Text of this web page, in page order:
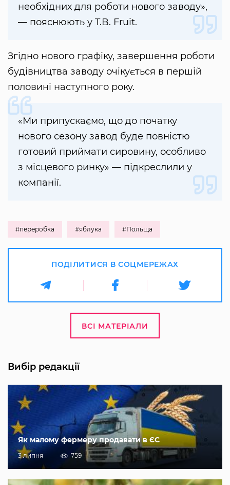
необхідних для роботи нового заводу»,
— пояснюють у T.B. Fruit.
Згідно нового графіку, завершення роботи
будівництва заводу очікується в першій
половині наступного року.
«Ми припускаємо, що до початку
нового сезону завод буде повністю
готовий приймати сировину, особливо
з місцевого ринку» — підкреслили у
компанії.
#переробка #яблука #Польща
ПОДІЛИТИСЯ В СОЦМЕРЕЖАХ
ВСІ МАТЕРІАЛИ
Вибір редакції
Як малому фермеру продавати в ЄС
3 липня 759